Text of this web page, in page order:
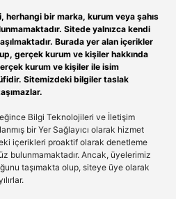
herhangi bir marka, kurum veya şahıs
Sitede yalnızca kendi
Burada yer alan içerikler
gerçek kurum ve kişiler hakkında
kurum ve kişiler ile isim
Sitemizdeki bilgiler taslak
Bilgi Teknolojileri ve İletişim
bir Yer Sağlayıcı olarak hizmet
içerikleri proaktif olarak denetleme
bulunmamaktadır. Ancak, üyelerimiz
taşımakta olup, siteye üye olarak